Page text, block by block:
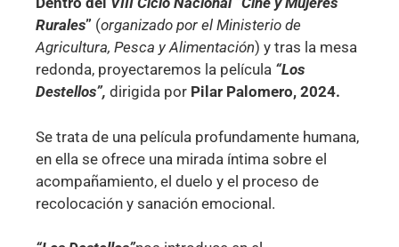
Rurales” (organizado por el Ministerio de
Agricultura, Pesca y Alimentación) y tras la mesa
redonda, proyectaremos la película “Los
Destellos”, dirigida por Pilar Palomero, 2024.
Se trata de una película profundamente humana,
en ella se ofrece una mirada íntima sobre el
acompañamiento, el duelo y el proceso de
recolocación y sanación emocional.